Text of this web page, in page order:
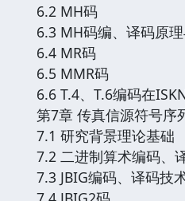
6.2 MH码
6.3 MH码编、译码原
6.4 MR码
6.5 MMR码
6.6 T.4、T.6编码在
第7章 传真信源符号序
7.1 研究背景理论基础
7.2 二进制算术编码、
7.3 JBIG编码、译码技